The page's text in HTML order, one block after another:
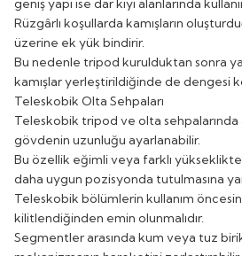
geniş yapı ise dar kıyı alanlarında
Rüzgârlı koşullarda kamışların
üzerine ek yük bindirir.
Bu nedenle tripod kurulduktan sonra
kamışlar yerleştirildiğinde de dengesi
Teleskobik Olta Sehpaları
Teleskobik tripod ve olta sehpalarında
gövdenin uzunluğu ayarlanabilir.
Bu özellik eğimli veya farklı
daha uygun pozisyonda tutulmasına
Teleskobik bölümlerin kullanım
kilitlendiğinden emin olunmalıdır.
Segmentler arasında kum veya tuz